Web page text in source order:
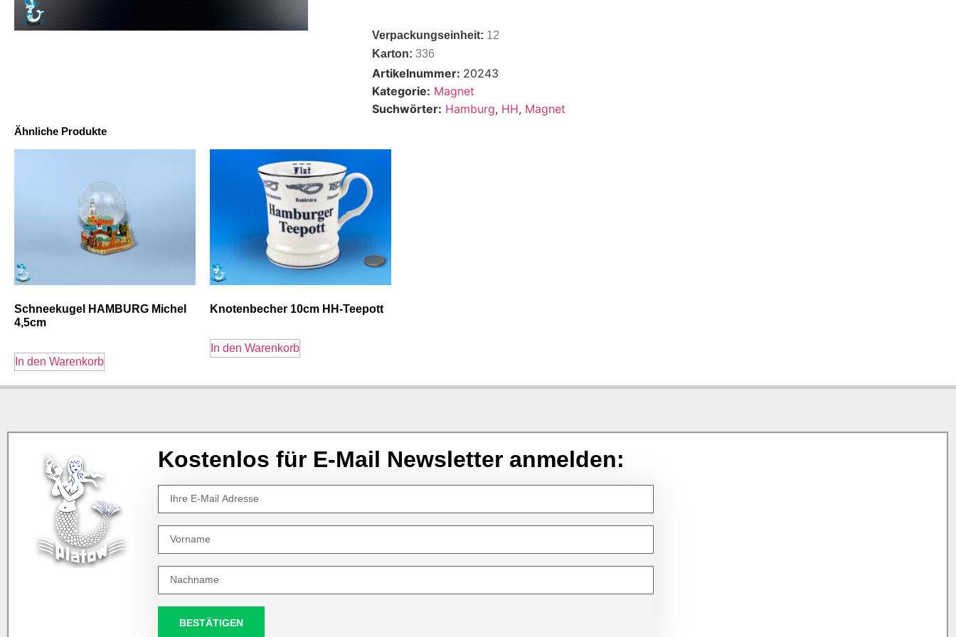
Verpackungseinheit: 12
Karton:336
Artikelnummer: 20243
Kategorie: Magnet
Suchwörter: Hamburg, HH, Magnet
Ähnliche Produkte
Schneekugel HAMBURG Michel
4,5cm
In den Warenkorb
Knotenbecher 10cm HH-Teepott
In den Warenkorb
Kostenlos für E-Mail Newsletter anmelden:
BESTÄTIGEN